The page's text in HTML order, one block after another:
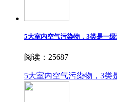
5大室内空气污染物，3类是一
阅读：25687
5大室内空气污染物，3类